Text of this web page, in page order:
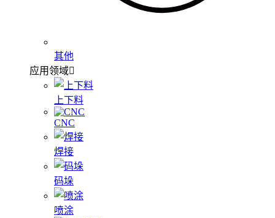
其他
应用领域
上下料
CNC
焊接
码垛
喷涂